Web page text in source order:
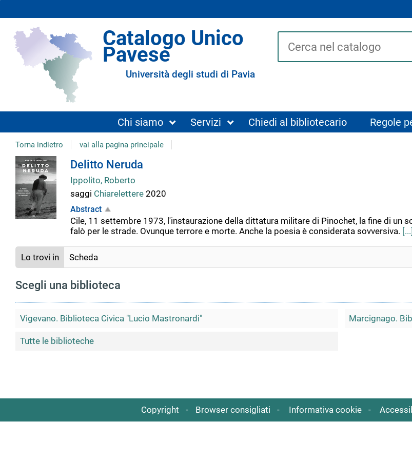
Catalogo Unico
Pavese
Università degli studi di Pavia
Cerca su "Catalogo"
Chi siamo Servizi Chiedi al bibliotecario Regole
Torna indietro vai alla pagina principale
Dettaglio
del
documento
Delitto Neruda
Ippolito, Roberto
saggi Chiarelettere 2020
Abstract
Cile, 11 settembre 1973, l'instaurazione della dittatura militare di Pinochet, la fine di un
falò per le strade. Ovunque terrore e morte. Anche la poesia è considerata sovversiva. [...]
Lo trovi in Scheda
Scegli una biblioteca
Vigevano. Biblioteca Civica "Lucio Mastronardi" Marcignago.
Tutte le biblioteche
Copyright Browser consigliati Informativa cookie